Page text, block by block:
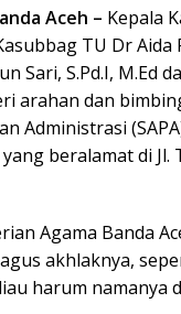
Aceh – Kepala
TU Dr Aida
Sari, S.Pd.I, M.Ed
arahan dan
Administrasi
beralamat di
Agama Banda
akhlaknya,
harum namanya